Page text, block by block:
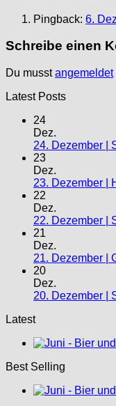
Pingback: 6.
Schreibe einen
Du musstangemeldet
Latest Posts
24
Dez.
24. Dezember |
23
Dez.
23. Dezember |
22
Dez.
22. Dezember |
21
Dez.
21. Dezember |
20
Dez.
20. Dezember |
Latest
Best Selling